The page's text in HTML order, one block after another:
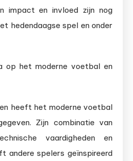
impact en invloed zijn nog
hedendaagse spel en onder
op het moderne voetbal en
heeft het moderne voetbal
Zijn combinatie van
vaardigheden en
andere spelers geïnspireerd